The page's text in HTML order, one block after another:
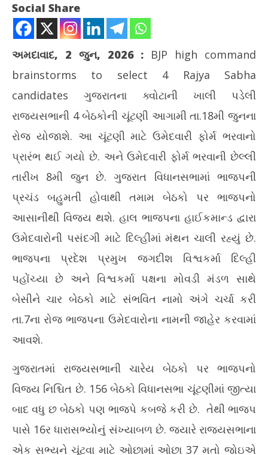
NOW VIEWING
રાજ્યસભાના 4 ઉમેદવારો પસંદ કરવા ભાજપ હાઈકમાન્ડનું મંથન,
વિશ્વકર્મા દિલ્હી પહોંચ્યા
June
2,
2026
Social Share
અમદાવાદ, 2 જુન, 2026 : BJP high command
brainstorms to select 4 Rajya Sabha
candidates ગુજરાતના ક્વોટાની ખાલી પડેલી
રાજ્યસભાની 4 બેઠકોની ચૂંટણી આગામી તા.18મી જુનના
રોજ યોજાશે. આ ચૂંટણી માટે ઉમેદવારી ફોર્મ ભરવાનો
પ્રારંભ થઈ ગયો છે. અને ઉમેદવારી ફોર્મ ભરવાની છેલ્લી
તારીખ 8મી જુન છે. ગુજરાત વિધાનસભામાં ભાજપની
પ્રચંડ બહુમતી હોવાથી તમામ બેઠકો પર ભાજપનો
આસાનીથી વિજય થશે. હાલ ભાજપના હાઈકમાન્ડ દ્વારા
ઉમેદવારોની પસંદગી માટે દિલ્હીમાં મંથન ચાલી રહ્યું છે.
ભાજપના પ્રદેશ પ્રમુખ જગદીશ વિશ્વકર્મા દિલ્હી
પહોંચ્યા છે અને વિશ્વકર્મા પક્ષના મોવડી મંડળ સાથે
બેસીને ચાર બેઠકો માટે સંભવિત નામો અંગે ચર્ચા કરી
તા.7ના રોજ ભાજપના ઉમેદવારોના નામની જાહેર કરવામાં
આવશે.
ગુજરાતમાં રાજ્યસભાની ચારેય બેઠકો પર ભાજપનો
વિજય નિશ્ચિત છે. 156 બેઠકો વિધાનસભા ચૂંટણીમાં જીત્યા
બાદ વધુ છ બેઠકો પણ ભાજપે કબજે કરી છે. તેથી ભાજપ
પાસે 16ર ધારાસભ્યોનું સંખ્યાબળ છે. જયારે રાજયસભાના
એક સભ્યને ચૂંટવા માટે ઓછામાં ઓછા 37 મતો જોઇએ